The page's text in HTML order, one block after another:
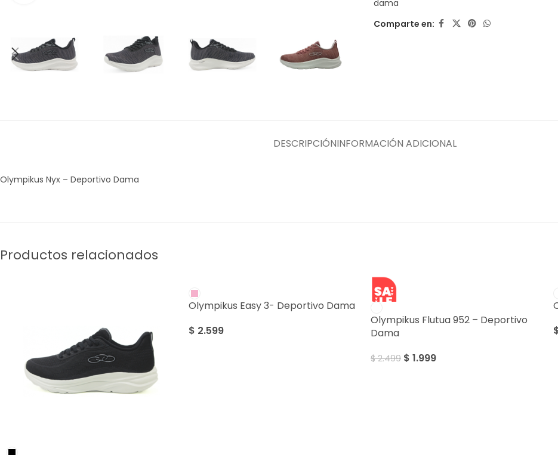
dama
Comparte en:
DESCRIPCIÓNINFORMACIÓN ADICIONAL
Olympikus Nyx – Deportivo Dama
Productos relacionados
Olympikus Easy 3- Deportivo Dama
$ 2.599
SALE
Olympikus Flutua 952 – Deportivo
Dama
$2.499 $ 1.999